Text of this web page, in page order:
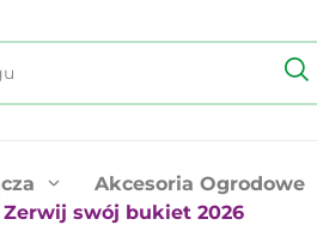
Akcesoria Ogrodowe
Zerwij swój bukiet 2026